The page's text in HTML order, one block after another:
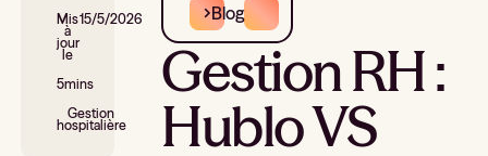
Mis
à
jour
le
15/5/2026
5mins
Gestion
hospitalière
Blog
Gestion RH :
Hublo VS